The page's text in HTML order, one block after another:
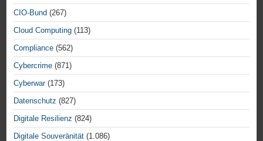
CIO-Bund (267)
Cloud Computing (113)
Compliance (562)
Cybercrime (871)
Cyberwar(173)
Datenschutz (827)
Digitale Resilienz (824)
Digitale Souveränität (1.086)